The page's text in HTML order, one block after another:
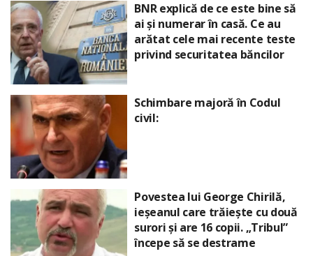
BNR explică de ce este bine să
ai și numerar în casă. Ce au
arătat cele mai recente teste
privind securitatea băncilor
Schimbare majoră în Codul
civil:
Povestea lui George Chirilă,
ieșeanul care trăiește cu două
surori și are 16 copii. „Tribul”
începe să se destrame